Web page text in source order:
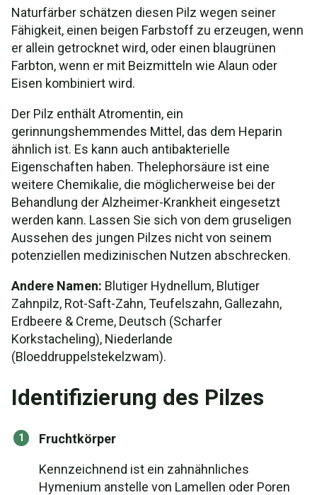
Naturfärber schätzen diesen Pilz wegen seiner
Fähigkeit, einen beigen Farbstoff zu erzeugen, wenn
er allein getrocknet wird, oder einen blaugrünen
Farbton, wenn er mit Beizmitteln wie Alaun oder
Eisen kombiniert wird.
Der Pilz enthält Atromentin, ein
gerinnungshemmendes Mittel, das dem Heparin
ähnlich ist. Es kann auch antibakterielle
Eigenschaften haben. Thelephorsäure ist eine
weitere Chemikalie, die möglicherweise bei der
Behandlung der Alzheimer-Krankheit eingesetzt
werden kann. Lassen Sie sich von dem gruseligen
Aussehen des jungen Pilzes nicht von seinem
potenziellen medizinischen Nutzen abschrecken.
Andere Namen: Blutiger Hydnellum, Blutiger
Zahnpilz, Rot-Saft-Zahn, Teufelszahn, Gallezahn,
Erdbeere & Creme, Deutsch (Scharfer
Korkstacheling), Niederlande
(Bloeddruppelstekelzwam).
Identifizierung des Pilzes
Fruchtkörper
Kennzeichnend ist ein zahnähnliches
Hymenium anstelle von Lamellen oder Poren